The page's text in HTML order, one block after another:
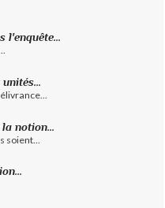
l'enquête...
notion...